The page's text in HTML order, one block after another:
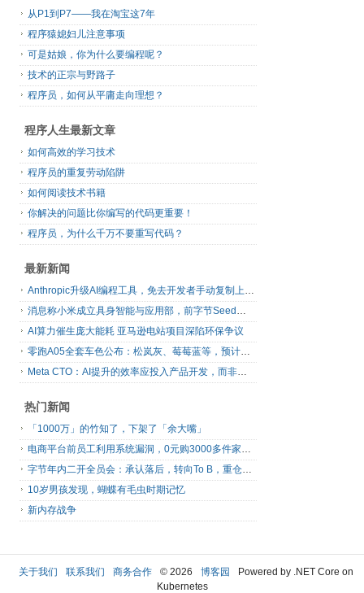
从P1到P7——我在淘宝这7年
程序猿媳妇儿注意事项
可是姑娘，你为什么要编程呢？
技术的正宗与野路子
程序员，如何从平庸走向理想？
程序人生最新文章
如何高效的学习技术
程序员的重复劳动陷阱
如何阅读技术书籍
你解决的问题比你编写的代码更重要！
程序员，为什么千万不要重写代码？
最新新闻
Anthropic升级AI编程工具，免去开发者手动复制上下文
消息称小米成立具身智能与应用部，前字节Seed孔涛挂帅
AI算力催生庞大能耗 亚马逊电站项目深陷环保争议
零跑A05全套车色公布：松岚灰、莓莓蓝等，预计明日上市
Meta CTO：AI提升的效率应投入产品开发，而非增加休假
热门新闻
「1000万」的竹知了，下架了「余大嘴」
电商平台前员工利用系统漏洞，0元购3000多件家电！
字节年内二开全员会：承认落后，转向To B，重仓年轻人
10岁男孩发现，蝴蝶有毛虫时期记忆
新内存战争
关于我们 联系我们 商务合作 © 2026 博客园
Powered by .NET Core on
Kubernetes